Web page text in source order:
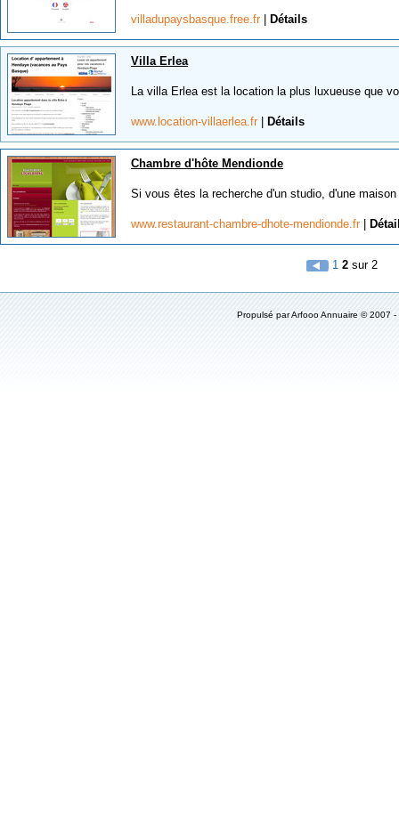
villadupaysbasque.free.fr Détails
Villa Erlea
La villa Erlea est la location la plus luxueuse que
www.location-villaerlea.fr Détails
Chambre d'hôte Mendionde
Si vous êtes la recherche d'un studio, d'une maison
www.restaurant-chambre-dhote-mendionde.fr
1 2 sur 2
Propulsé par Arfooo Annuaire ©